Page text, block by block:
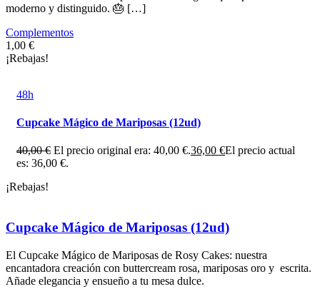
moderno y distinguido. 🎂 […]
Complementos
1,00 €
¡Rebajas!
48h
Cupcake Mágico de Mariposas (12ud)
40,00€ El precio original era: 40,00 €.36,00 €El precio actual
es: 36,00 €.
¡Rebajas!
Cupcake Mágico de Mariposas (12ud)
El Cupcake Mágico de Mariposas de Rosy Cakes: nuestra
encantadora creación con buttercream rosa, mariposas oro y escrita.
Añade elegancia y ensueño a tu mesa dulce.